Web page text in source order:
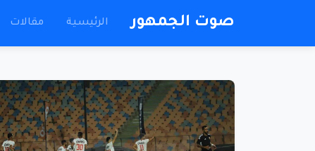
صوت الجمهور الرئيسية مقالات